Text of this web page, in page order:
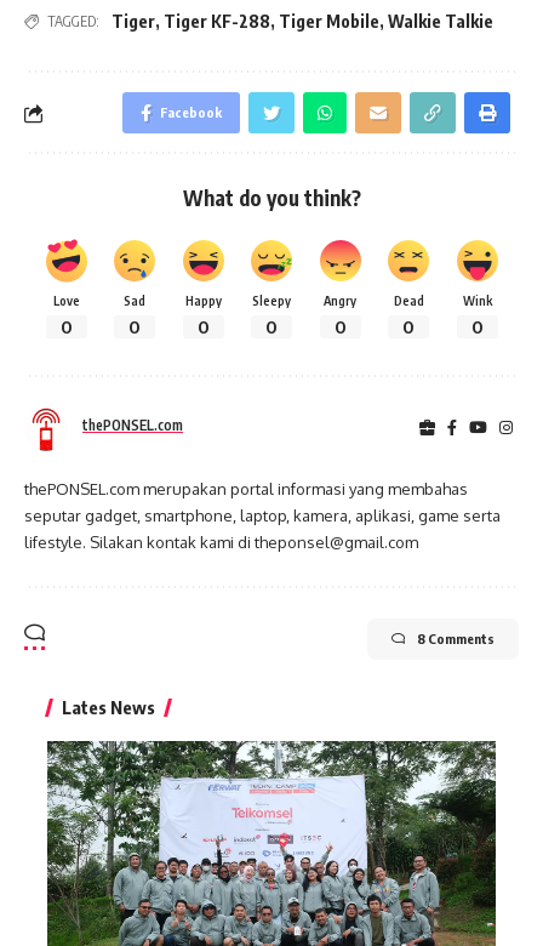
TAGGED: Tiger, Tiger KF-288, Tiger Mobile, Walkie Talkie
Facebook
What do you think?
Love
0
Sad
0
Happy
0
Sleepy
0
Angry
0
Dead
0
Wink
0
thePONSEL.com
thePONSEL.com merupakan portal informasi yang membahas
seputar gadget, smartphone, laptop, kamera, aplikasi, game serta
lifestyle. Silakan kontak kami di theponsel@gmail.com
8 Comments
Lates News